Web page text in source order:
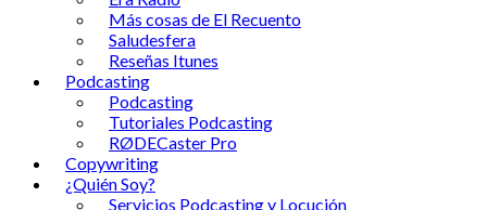
Más cosas de El Recuento
Saludesfera
Reseñas Itunes
Podcasting
Podcasting
Tutoriales Podcasting
RØDECaster Pro
Copywriting
¿Quién Soy?
Servicios Podcasting y Locución